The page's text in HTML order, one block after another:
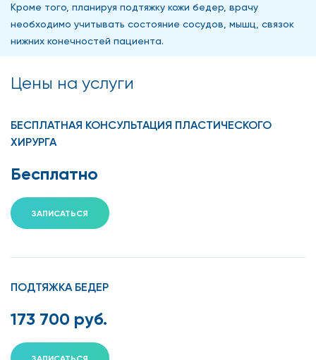
Кроме того, планируя подтяжку кожи бедер, врачу
необходимо учитывать состояние сосудов, мышц, связок
нижних конечностей пациента.
Цены на услуги
БЕСПЛАТНАЯ КОНСУЛЬТАЦИЯ ПЛАСТИЧЕСКОГО
ХИРУРГА
Бесплатно
ЗАПИСАТЬСЯ
ПОДТЯЖКА БЕДЕР
173 700 руб.